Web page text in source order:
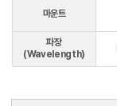
마운트
파장
(Wavelength)